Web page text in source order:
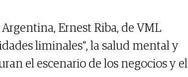
Ernest Riba, de VML
liminales", la salud mental y
el escenario de los negocios y el